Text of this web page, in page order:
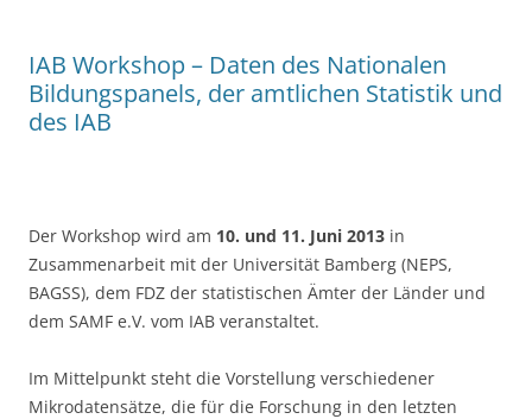
k
IAB Workshop – Daten des Nationalen
Bildungspanels, der amtlichen Statistik und
des IAB
Der Workshop wird am 10. und 11. Juni 2013 in
Zusammenarbeit mit der Universität Bamberg (NEPS,
BAGSS), dem FDZ der statistischen Ämter der Länder und
dem SAMF e.V. vom IAB veranstaltet.
Im Mittelpunkt steht die Vorstellung verschiedener
Mikrodatensätze, die für die Forschung in den letzten